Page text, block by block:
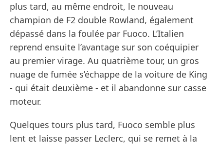
plus tard, au même endroit, le nouveau
champion de F2 double Rowland, également
dépassé dans la foulée par Fuoco. L’Italien
reprend ensuite l’avantage sur son coéquipier
au premier virage. Au quatrième tour, un gros
nuage de fumée s’échappe de la voiture de King
- qui était deuxième - et il abandonne sur casse
moteur.
Quelques tours plus tard, Fuoco semble plus
lent et laisse passer Leclerc, qui se remet à la